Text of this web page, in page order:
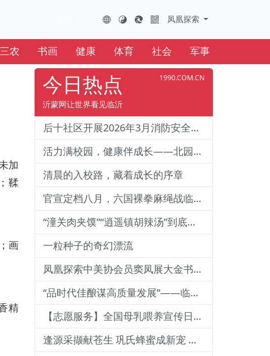
FHTS.CN
凤凰探索 凤凰云全球互联网
三农 书画 健康 体育 社会 军事
加
鞣
画
精
今日热点 1990.COM.CN
沂蒙网让世界看见临沂
后十社区开展2026年3月消防安全演练活动
活力满校园，健康伴成长——北园路小学一二年级体质训练纪实
清晨的入校路，藏着成长的序章
官宣定档八月，六国裸拳麻绳战临沂巅峰对决！2026铁拳武风·红韵临沂国际巅峰搏击赛新闻发布会举行
“潼关肉夹馍”“逍遥镇胡辣汤”到底还能不能用？官方回
一粒种子的奇幻漂流
凤凰探索中美协会员窦凤展大金书画集绘就艺术传奇
“品时代佳酿谋高质量发展”——临沂老区高质量发展论坛暨贵州茅台酒（精品）主题活动圆满落幕
【志愿服务】全国母乳喂养宣传日：山东医专附属医院志愿者深入社区宣传母乳喂养健康知识
逢源采撷献苍生 巩氏蜂蜜成新宠 和善润物品牌就 养怡之福在沂蒙